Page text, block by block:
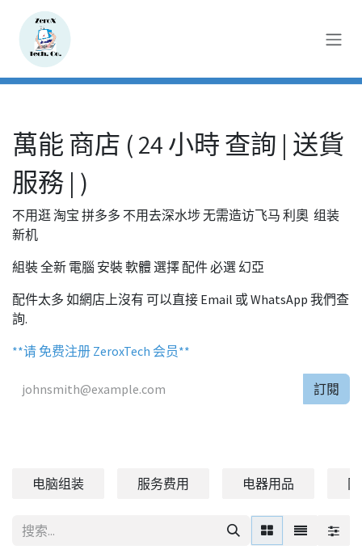
跳至内容
萬能​ 商店 ( 24 小時 查詢 | 送貨
服務 | )
不用逛 淘宝 拼多多 不用去深水埗 无需造访飞马 利奧 组装
新机
組裝 全新 電腦 安裝 軟體 選擇 配件 必選 幻亞
配件太多 如網店上沒有 可以直接 Email 或 WhatsApp 我們查
詢.
**请 免费注册 ZeroxTech 会员**
訂閱
电脑组装 服务费用 电器用品